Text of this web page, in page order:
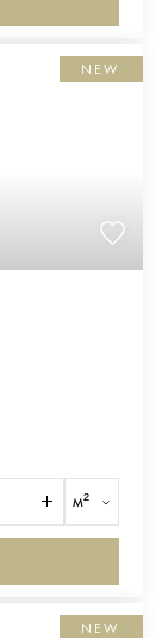
NEW
м²
NEW